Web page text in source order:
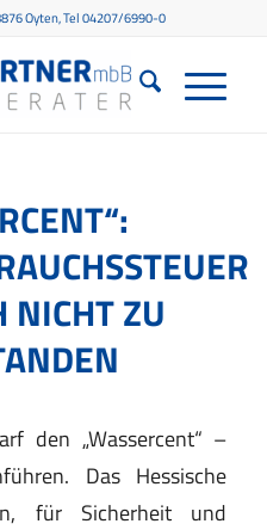
Oyten, Tel 04207/6990-0
NICHT ZU
den „Wassercent“ –
Das Hessische
für Sicherheit und